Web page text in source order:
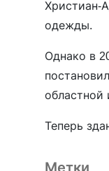
Христиан-
одежды.
Однако в
областной
Теперь
Метки